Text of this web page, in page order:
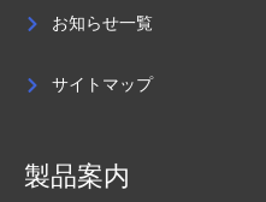
お知らせ一覧
サイトマップ
製品案内